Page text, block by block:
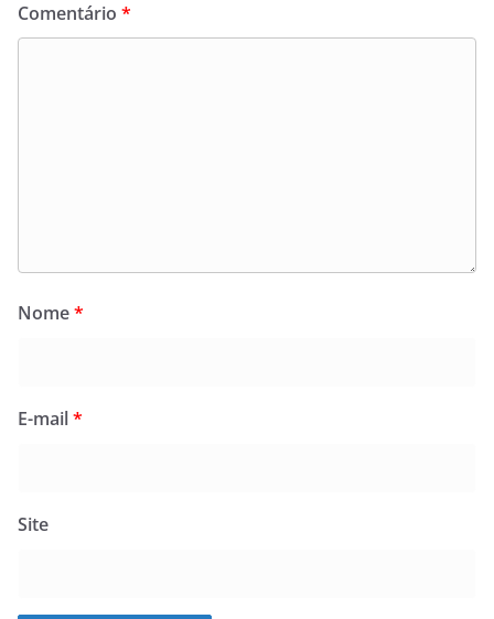
Comentário *
Nome*
E-mail*
Site